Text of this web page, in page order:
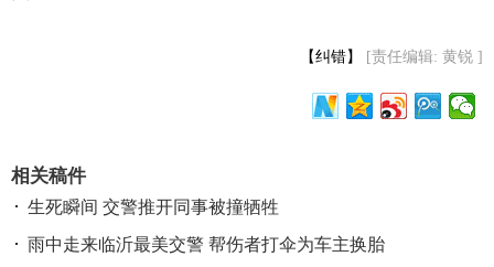
【纠错】 [责任编辑: 黄锐 ]
相关稿件
生死瞬间 交警推开同事被撞牺牲
雨中走来临沂最美交警 帮伤者打伞为车主换胎